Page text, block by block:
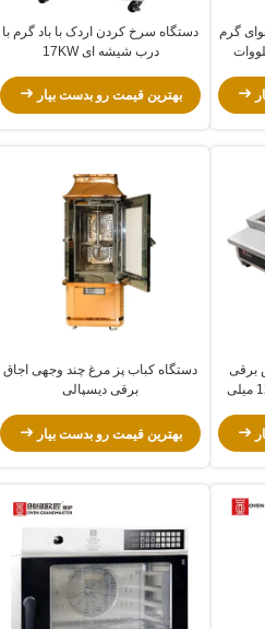
گرم
دستگاه سرخ کردن اردک با باد گرم با
درب شیشه ای 17KW
بهترین قیمت رو بدست بیار
برقی
کنترل دیجیتال کباب پز 1200 میلی
دستگاه کباب پز مرغ چند وجهی اجاق
برقی دیسپالی
بهترین قیمت رو بدست بیار